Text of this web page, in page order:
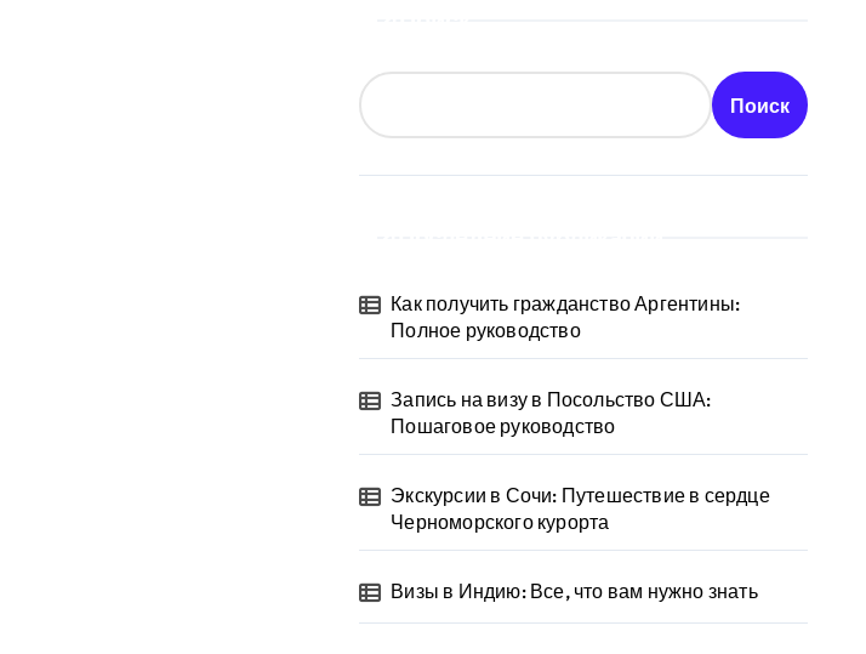
Поиск
Как получить гражданство Аргентины:
Полное руководство
Запись на визу в Посольство США:
Пошаговое руководство
Экскурсии в Сочи: Путешествие в сердце
Черноморского курорта
Визы в Индию: Все, что вам нужно знать